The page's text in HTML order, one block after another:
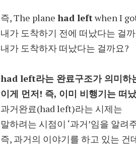
즉, The plane had leftwhen I
내가 도착하기 전에 떠났다는 걸
내가 도착하자 떠났다는 걸까요?
had left라는 완료구조가 의미하
이게 먼저! 즉, 이미 비행기는 떠
과거완료(had left)라는 시제는
말하려는 시점이 ‘과거’임을 알려
즉, 과거의 이야기를 하고 있는 건